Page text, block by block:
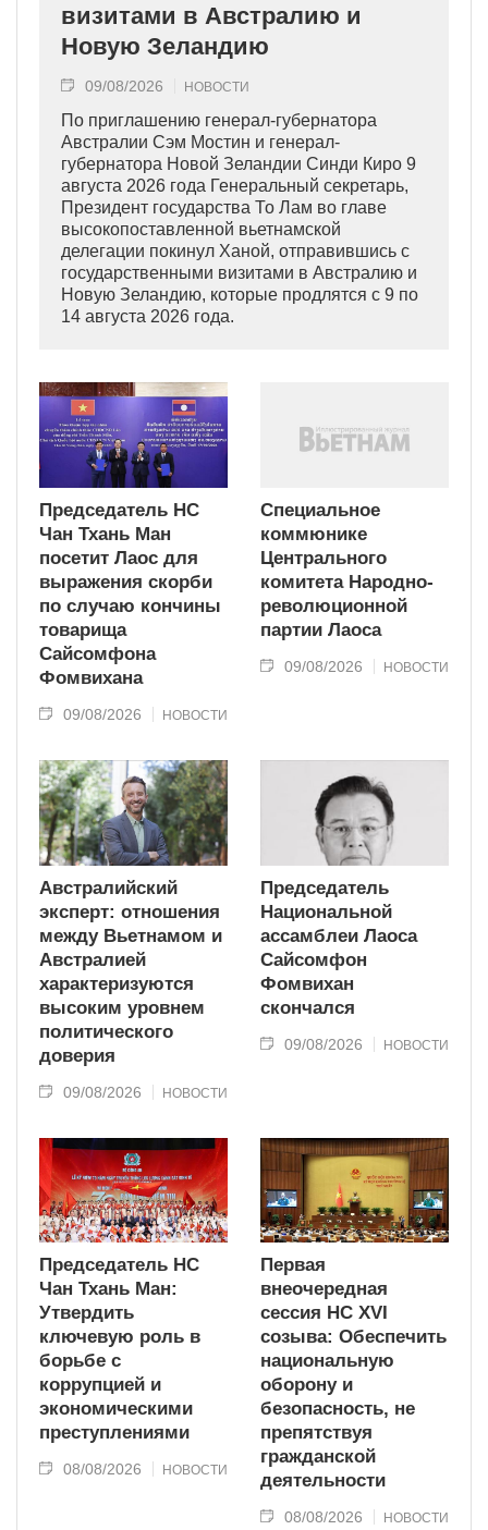
визитами в Австралию и
Новую Зеландию
09/08/2026 НОВОСТИ
По приглашению генерал-губернатора
Австралии Сэм Мостин и генерал-
губернатора Новой Зеландии Синди Киро 9
августа 2026 года Генеральный секретарь,
Президент государства То Лам во главе
высокопоставленной вьетнамской
делегации покинул Ханой, отправившись с
государственными визитами в Австралию и
Новую Зеландию, которые продлятся с 9 по
14 августа 2026 года.
Председатель НС
Чан Тхань Ман
посетит Лаос для
выражения скорби
по случаю кончины
товарища
Сайсомфона
Фомвихана
09/08/2026 НОВОСТИ
Специальное
коммюнике
Центрального
комитета Народно-
революционной
партии Лаоса
09/08/2026 НОВОСТИ
Австралийский
эксперт: отношения
между Вьетнамом и
Австралией
характеризуются
высоким уровнем
политического
доверия
09/08/2026 НОВОСТИ
Председатель
Национальной
ассамблеи Лаоса
Сайсомфон
Фомвихан
скончался
09/08/2026 НОВОСТИ
Председатель НС
Чан Тхань Ман:
Утвердить
ключевую роль в
борьбе с
коррупцией и
экономическими
преступлениями
08/08/2026 НОВОСТИ
Первая
внеочередная
сессия НС XVI
созыва: Обеспечить
национальную
оборону и
безопасность, не
препятствуя
гражданской
деятельности
08/08/2026 НОВОСТИ